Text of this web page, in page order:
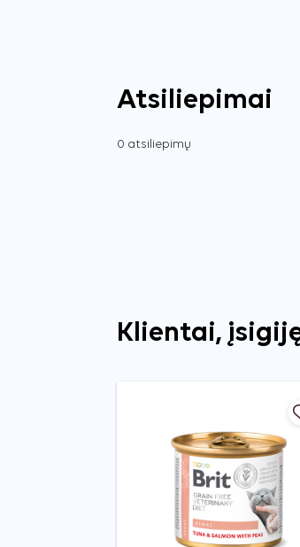
Atsiliepimai
0 atsiliepimų
Klientai,